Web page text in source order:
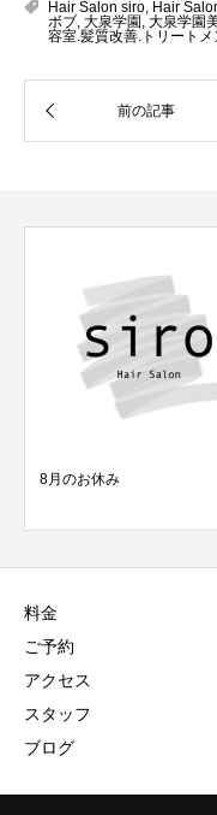
Hair Salon siro Hair
ボブ 大泉学園 大泉学園
容室.髪質改善.トリートメ
8月のお休み
料金
ご予約
アクセス
スタッフ
ブログ